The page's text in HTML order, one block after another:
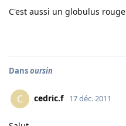
C'est aussi un globulus rouge
Dansoursin
C cedric.f 17 déc. 2011